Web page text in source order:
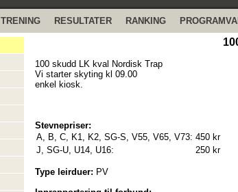
TRENING RESULTATER RANKING
100 skudd LK kval Nordisk Trap
Vi starter skyting kl 09.00
enkel kiosk.
Stevnepriser:
A, B, C, K1, K2, SG-S, V55, V65, V73: 450 kr
J, SG-U, U14, U16:
250 kr
Type leirduer: PV